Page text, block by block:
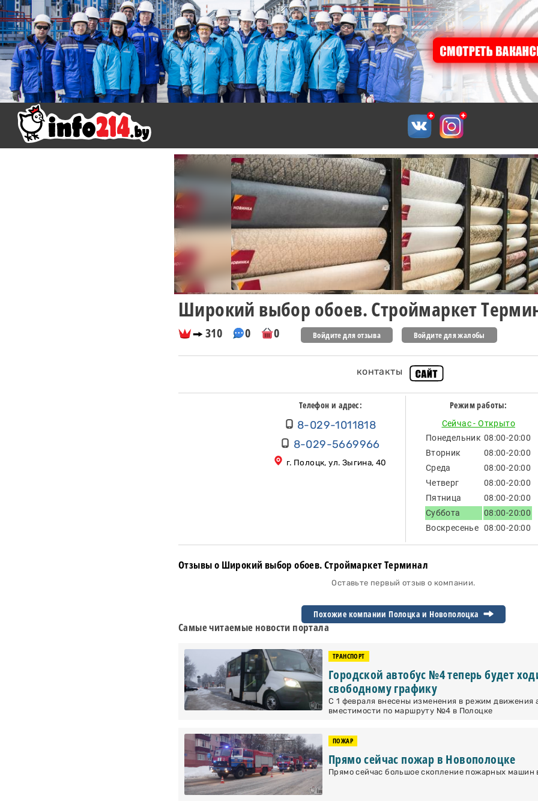
Широкий выбор обоев. Строймаркет
310 0 0 Войдите для отзыва Войдите для жалобы
контакты
Телефон и адрес:
8-029-1011818
8-029-5669966
г. Полоцк, ул. Зыгина, 40
Режим работы:
Сейчас - Открыто
Понедельник 08:00-20:00
Вторник
08:00-20:00
Среда
08:00-20:00
Четверг
08:00-20:00
Пятница
08:00-20:00
Суббота
08:00-20:00
Воскресенье 08:00-20:00
Отзывы о Широкий выбор обоев. Строймаркет Терминал
Оставьте первый отзыв о компании.
Похожие компании Полоцка и Новополоцка
Самые читаемые новости портала
ТРАНСПОРТ
Городской автобус №4 теперь будет
свободному графику
С 1 февраля внесены изменения в режим движения
вместимости по маршруту №4 в Полоцке
ПОЖАР
Прямо сейчас пожар в Новополоцке
Прямо сейчас большое скопление пожарных машин